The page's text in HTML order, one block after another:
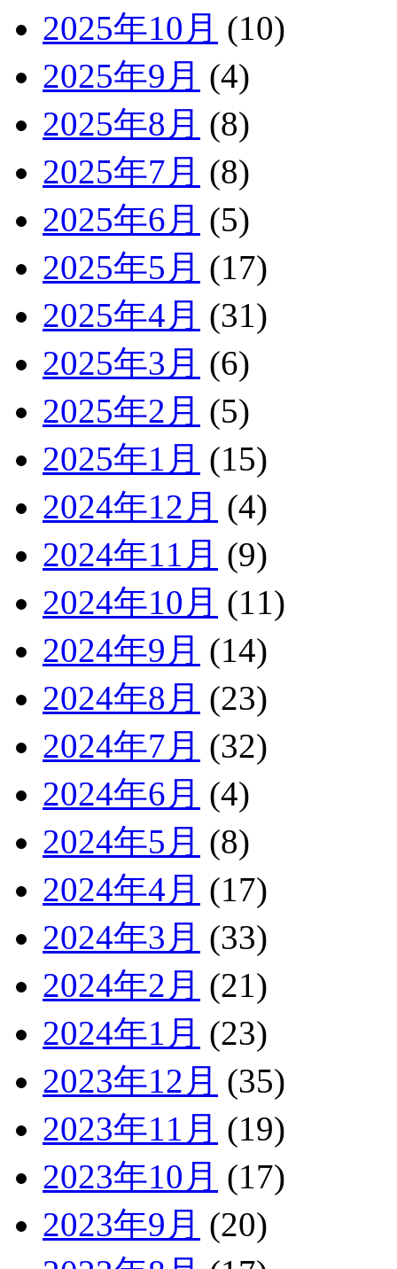
2025年10月 (10)
2025年9月 (4)
2025年8月 (8)
2025年7月 (8)
2025年6月 (5)
2025年5月 (17)
2025年4月 (31)
2025年3月 (6)
2025年2月 (5)
2025年1月 (15)
2024年12月 (4)
2024年11月 (9)
2024年10月 (11)
2024年9月 (14)
2024年8月 (23)
2024年7月 (32)
2024年6月 (4)
2024年5月 (8)
2024年4月 (17)
2024年3月 (33)
2024年2月 (21)
2024年1月 (23)
2023年12月 (35)
2023年11月 (19)
2023年10月 (17)
2023年9月 (20)